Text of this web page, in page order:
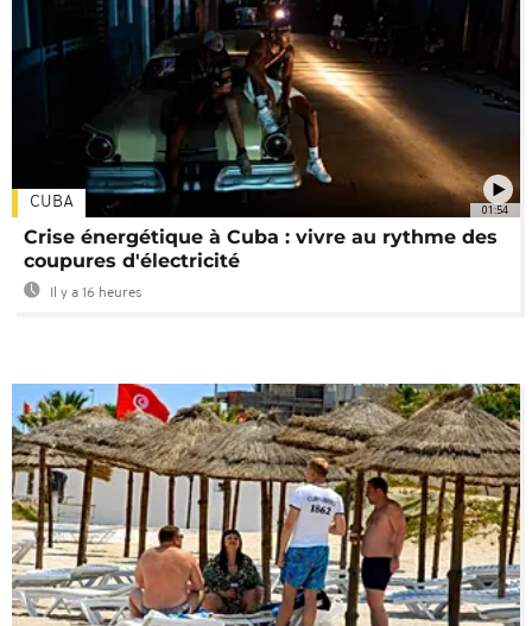
01:54
CUBA
Crise énergétique à Cuba : vivre au rythme des
coupures d'électricité
Il y a 16 heures